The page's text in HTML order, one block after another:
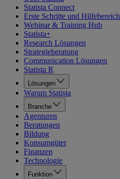
Statista Connect
Erste Schritte und Hilfebereich
Webinar & Training Hub
Statista+
Research Lösungen
Strategieberatung
Communication Lösungen
Statista R
Lösungen
Warum Statista
Branche
Agenturen
Beratungen
Bildung
Konsumgüter
Finanzen
Technologie
Funktion